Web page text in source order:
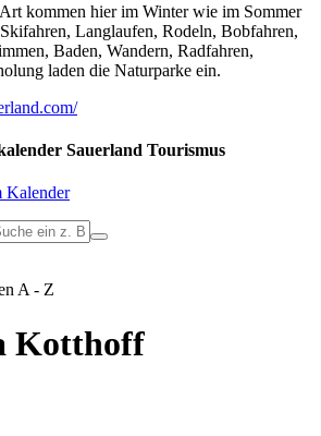
kommen hier im Winter wie im Sommer
Langlaufen, Rodeln, Bobfahren,
Baden, Wandern, Radfahren,
laden die Naturparke ein.
Sauerland Tourismus
Kalender
A - Z
Kotthoff